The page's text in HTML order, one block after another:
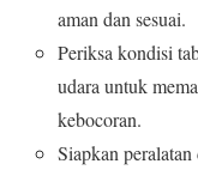
aman dan sesuai.
Periksa kondisi
udara untuk
kebocoran.
Siapkan